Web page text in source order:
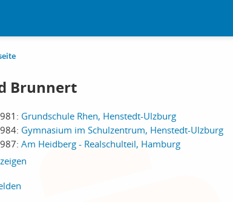
Brunnert
Grundschule Rhen, Henstedt-Ulzburg
Gymnasium im Schulzentrum, Henstedt-Ulzburg
Am Heidberg - Realschulteil, Hamburg